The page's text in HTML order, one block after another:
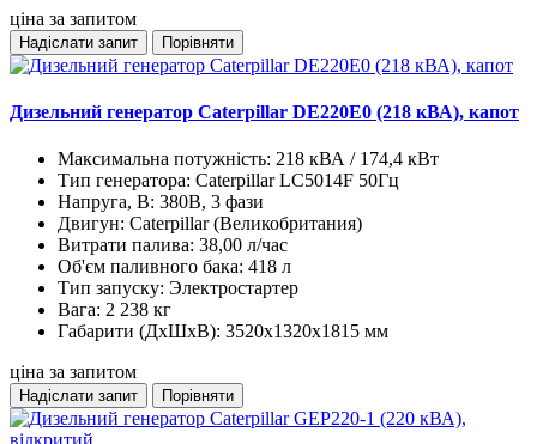
ціна за запитом
Надіслати запит Порівняти
Дизельний генератор Caterpillar DE220E0 (218 кВА), капот
Максимальна потужність: 218 кВА / 174,4 кВт
Тип генератора: Caterpillar LC5014F 50Гц
Напруга, В: 380В, 3 фази
Двигун: Caterpillar (Великобритания)
Витрати палива: 38,00 л/час
Об'єм паливного бака: 418 л
Тип запуску: Электростартер
Вага: 2 238 кг
Габарити (ДхШхВ): 3520х1320х1815 мм
ціна за запитом
Надіслати запит Порівняти